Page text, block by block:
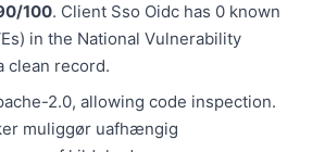
100. Client Sso Oidc has 0 known
in the National Vulnerability
clean record.
2.0, allowing code inspection.
muliggør uafhængig